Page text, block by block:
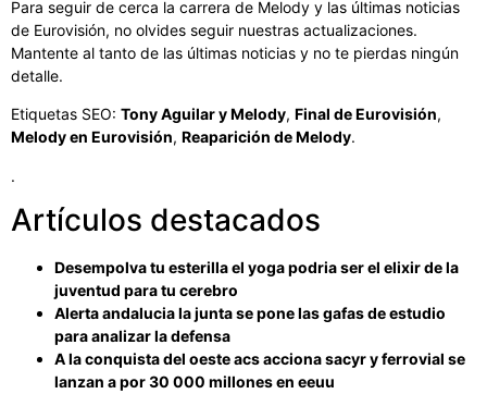
Para seguir de cerca la carrera de Melody y las últimas noticias
de Eurovisión, no olvides seguir nuestras actualizaciones.
Mantente al tanto de las últimas noticias y no te pierdas ningún
detalle.
Etiquetas SEO: Tony Aguilar y Melody, Final de Eurovisión,
Melody en Eurovisión, Reaparición de Melody.
.
Artículos destacados
Desempolva tu esterilla el yoga podria ser el elixir de la
juventud para tu cerebro
Alerta andalucia la junta se pone las gafas de estudio
para analizar la defensa
A la conquista del oeste acs acciona sacyr y ferrovial se
lanzan a por 30 000 millones en eeuu